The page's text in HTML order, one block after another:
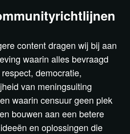
content dragen wij bij aan
waarin alles bevraagd
democratie,
van meningsuiting
waarin censuur geen plek
bouwen aan een betere
en oplossingen die